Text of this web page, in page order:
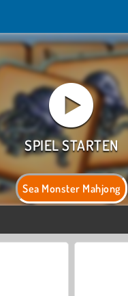
Sea Monster Mahjong